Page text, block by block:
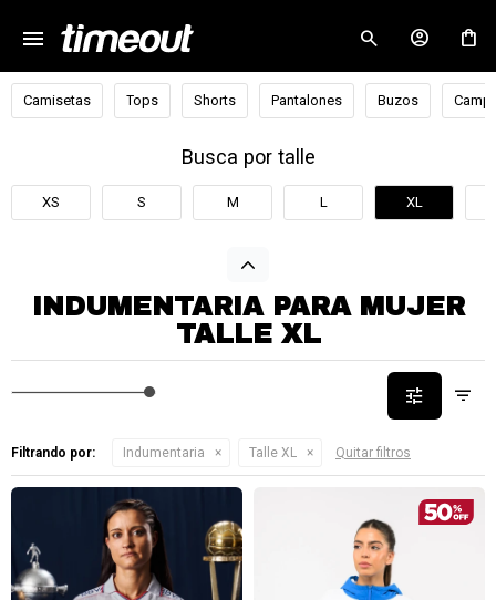
menu
Camisetas Tops Shorts Pantalones Buzos
Busca por talle
XS S M L XL
INDUMENTARIA PARA MUJER
TALLE XL
Filtrando por: Indumentaria Talle XL Quitar filtros